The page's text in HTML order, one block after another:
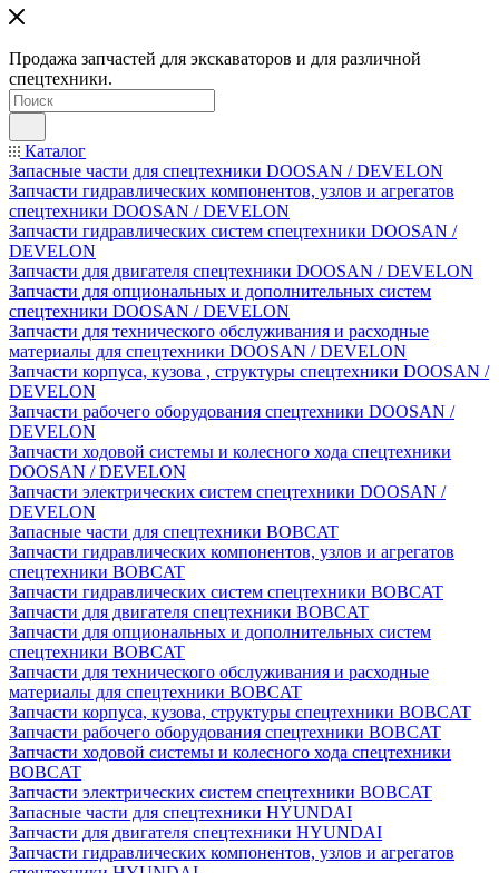
Продажа запчастей для экскаваторов и для различной
спецтехники.
Каталог
Запасные части для спецтехники DOOSAN / DEVELON
Запчасти гидравлических компонентов, узлов и агрегатов
спецтехники DOOSAN / DEVELON
Запчасти гидравлических систем спецтехники DOOSAN /
DEVELON
Запчасти для двигателя спецтехники DOOSAN / DEVELON
Запчасти для опциональных и дополнительных систем
спецтехники DOOSAN / DEVELON
Запчасти для технического обслуживания и расходные
материалы для спецтехники DOOSAN / DEVELON
Запчасти корпуса, кузова , структуры спецтехники DOOSAN /
DEVELON
Запчасти рабочего оборудования спецтехники DOOSAN /
DEVELON
Запчасти ходовой системы и колесного хода спецтехники
DOOSAN / DEVELON
Запчасти электрических систем спецтехники DOOSAN /
DEVELON
Запасные части для спецтехники BOBCAT
Запчасти гидравлических компонентов, узлов и агрегатов
спецтехники BOBCAT
Запчасти гидравлических систем спецтехники BOBCAT
Запчасти для двигателя спецтехники BOBCAT
Запчасти для опциональных и дополнительных систем
спецтехники BOBCAT
Запчасти для технического обслуживания и расходные
материалы для спецтехники BOBCAT
Запчасти корпуса, кузова, структуры спецтехники BOBCAT
Запчасти рабочего оборудования спецтехники BOBCAT
Запчасти ходовой системы и колесного хода спецтехники
BOBCAT
Запчасти электрических систем спецтехники BOBCAT
Запасные части для спецтехники HYUNDAI
Запчасти для двигателя спецтехники HYUNDAI
Запчасти гидравлических компонентов, узлов и агрегатов